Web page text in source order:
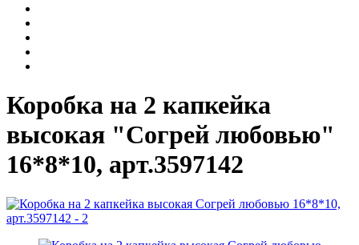
Коробка на 2 капкейка
высокая "Согрей любовью"
16*8*10, арт.3597142